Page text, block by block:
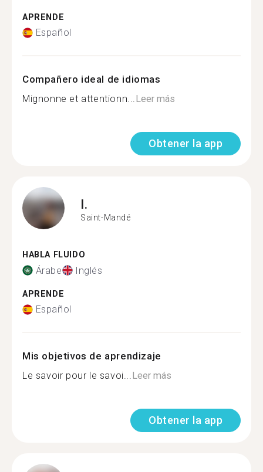
APRENDE
Español
Compañero ideal de idiomas
Mignonne et attentionn...Leer más
Obtener la app
I.
Saint-Mandé
HABLA FLUIDO
Árabe Inglés
APRENDE
Español
Mis objetivos de aprendizaje
Le savoir pour le savoi...Leer más
Obtener la app